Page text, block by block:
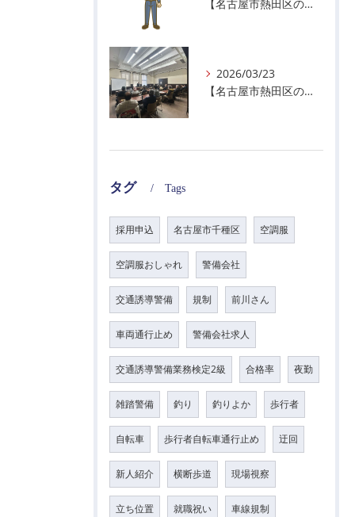
【名古屋市熱田区の警備会社】GWの面接状況について！
2026/03/23
【名古屋市熱田区の警備会社】ちょっと早い春を感じた1日🌸
タグ Tags
採用申込 名古屋市千種区 空調服
空調服おしゃれ 警備会社
交通誘導警備 規制 前川さん
車両通行止め 警備会社求人
交通誘導警備業務検定2級 合格率 夜勤
雑踏警備 釣り 釣りよか 歩行者
自転車 歩行者自転車通行止め 迂回
新人紹介 横断歩道 現場視察
立ち位置 就職祝い 車線規制